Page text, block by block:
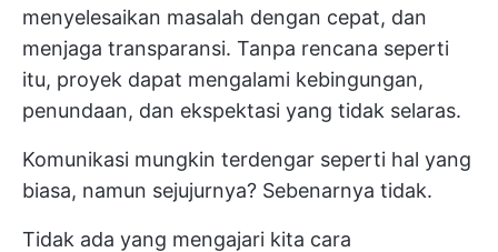
menyelesaikan masalah dengan cepat, dan
menjaga transparansi. Tanpa rencana seperti
itu, proyek dapat mengalami kebingungan,
penundaan, dan ekspektasi yang tidak selaras.
Komunikasi mungkin terdengar seperti hal yang
biasa, namun sejujurnya? Sebenarnya tidak.
Tidak ada yang mengajari kita cara